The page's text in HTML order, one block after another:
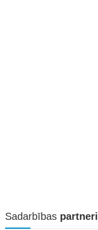
Sadarbības partneri